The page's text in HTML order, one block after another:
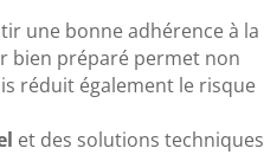
une bonne adhérence à la
bien préparé permet non
réduit également le risque
et des solutions techniques